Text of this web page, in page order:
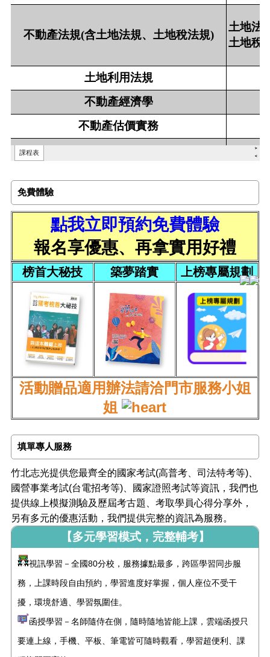
免費體驗
點我立即預約免費體驗
報名享優惠、再拿實用好禮
榜首大秘技 築夢踏實 上榜專屬規劃
活動贈品適用辦法請洽門市服務小姐
姐
填單專人服務
竹北志光提供您最齊全的國家考試(高普考、司法特考等)、
國營事業考試(台電招考等)、國家證照考試等資訊，我們也
提供線上模擬測驗及歷屆考古題、考取學員心得分享外，
另有多元的優惠活動，我們提供完整的資訊為服務。
【多元學習模式，完整輔考】
視訊學習－全國80分校，服務據點最多，跨區學習同步服
務，上課時段自由預約，學習進度好掌握，個人座位不受干
擾，環境舒適、學習氛圍佳。
函授學習－名師隨侍在側，隨時隨地皆能上課，雲端函授只
要連上線，手機、平板、筆電皆可隨時觀看，學習超便利、課